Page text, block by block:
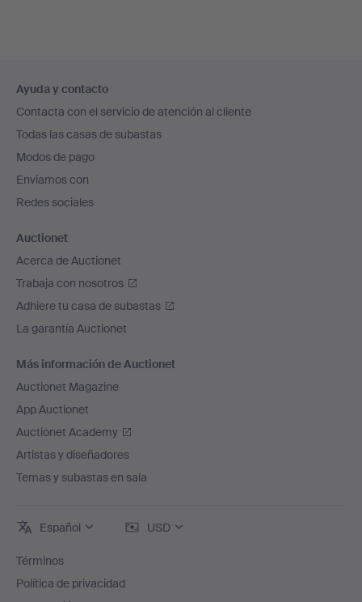
en
el
pie
de
página
Ayuda y contacto
Contacta con el servicio de atención al cliente
Todas las casas de subastas
Modos de pago
Enviamos con
Redes sociales
Auctionet
Acerca de Auctionet
Trabaja con nosotros
Adhiere tu casa de subastas
La garantía Auctionet
Más información de Auctionet
Auctionet Magazine
App Auctionet
Auctionet Academy
Artistas y diseñadores
Temas y subastas en sala
Español USD
Términos
Política de privacidad